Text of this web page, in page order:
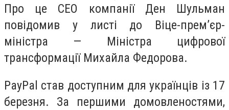
Про це СЕО компанії Ден Шульман
повідомив у листі до Віце-прем’єр-
міністра — Міністра цифрової
трансформації Михайла Федорова.
PayPal став доступним для українців із 17
березня. За першими домовленостями,